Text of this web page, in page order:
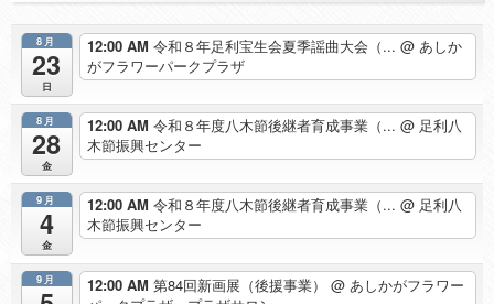
8月
23
日
12:00 AM 令和８年足利宝生会夏季謡曲大会（... @ あしか
がフラワーパークプラザ
8月
28
金
12:00 AM 令和８年度八木節後継者育成事業（... @ 足利八
木節振興センター
9月
4
金
12:00 AM 令和８年度八木節後継者育成事業（... @ 足利八
木節振興センター
9月 12:00 AM 第84回新画展（後援事業） @ あしかがフラワー